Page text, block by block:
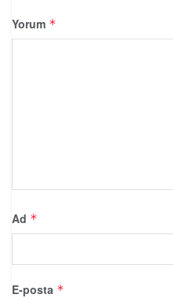
Yorum *
Ad *
E-posta *